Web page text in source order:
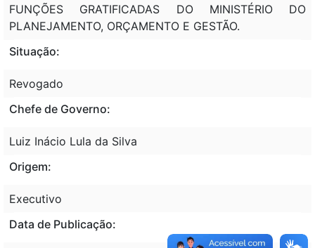
FUNÇÕES GRATIFICADAS DO MINISTÉRIO DO
PLANEJAMENTO, ORÇAMENTO E GESTÃO.
Situação:
Revogado
Chefe de Governo:
Luiz Inácio Lula da Silva
Origem:
Executivo
Data de Publicação: